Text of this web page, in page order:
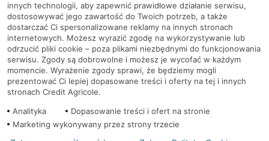
RODO
Regulamin serwisu
Mapa serwisu
PolitykaCookies
innych technologii, aby zapewnić prawidłowe działanie serwisu,
dostosowywać jego zawartość do Twoich potrzeb, a także
dostarczać Ci spersonalizowane reklamy na innych stronach
internetowych. Możesz wyrazić zgodę na wykorzystywanie lub
odrzucić pliki cookie – poza plikami niezbędnymi do funkcjonowania
serwisu. Zgody są dobrowolne i możesz je wycofać w każdym
momencie. Wyrażenie zgody sprawi, że będziemy mogli
prezentować Ci lepiej dopasowane treści i oferty na tej i innych
stronach Credit Agricole.
Analityka
Dopasowanie treści i ofert na stronie
Marketing wykonywany przez strony trzecie